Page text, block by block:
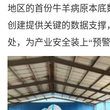
地区的首份牛羊病原本底
创建提供关键的数据支
处，为产业安全装上“预警